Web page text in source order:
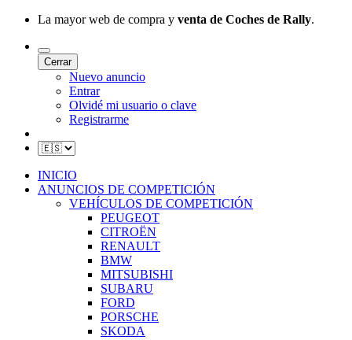
La mayor web de compra y venta de Coches de Rally.
Cerrar
Nuevo anuncio
Entrar
Olvidé mi usuario o clave
Registrarme
INICIO
ANUNCIOS DE COMPETICIÓN
VEHÍCULOS DE COMPETICIÓN
PEUGEOT
CITROËN
RENAULT
BMW
MITSUBISHI
SUBARU
FORD
PORSCHE
SKODA